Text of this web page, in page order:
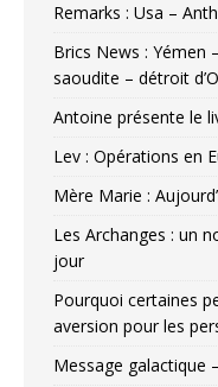
Remarks : Usa –
Brics News : Yémen
saoudite – détroit
Antoine présente le
Lev : Opérations en
Mère Marie :
Les Archanges : un
jour
Pourquoi certaines
aversion pour les
Message galactique